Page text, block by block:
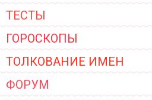
ТЕСТЫ
ГОРОСКОПЫ
ТОЛКОВАНИЕ ИМЕН
ФОРУМ